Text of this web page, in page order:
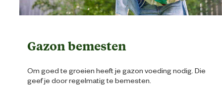
Gazon bemesten
Om goed te groeien heeft je gazon voeding nodig. Die
geef je door regelmatig te bemesten.